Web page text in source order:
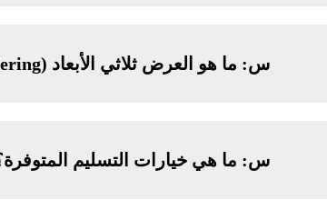
س: ما هو العرض ثلاثي الأبعاد (3D Rendering)؟
س: ما هي خيارات التسليم